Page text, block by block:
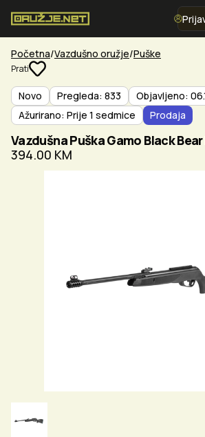
Početna Vazdušno oružje Puške
Prati
Novo Pregleda: 833
Objavljeno:
Ažurirano: Prije 1 sedmice
Prodaja
Vazdušna Puška Gamo Black
394.00 KM